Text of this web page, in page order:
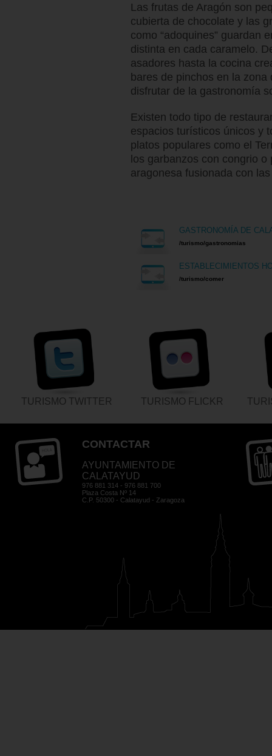
Las frutas de Aragón son
cubierta de chocolate y las
como “adoquines” guardan
distinta en cada caramelo.
asadores hasta la cocina
bares de pinchos en la
disfrutar de la gastronomía
Existen todo tipo de
espacios turísticos únicos y
platos populares como el
los garbanzos con congrio
aragonesa fusionada con
GASTRONOMÍA DE
/turismo/gastronomias
ESTABLECIMIENTOS
/turismo/comer
TURISMO TWITTER TURISMO FLICKR
CONTACTAR
AYUNTAMIENTO DE
CALATAYUD
976 881 314 - 976 881 700
Plaza Costa Nº 14
C.P. 50300 - Calatayud - Zaragoza